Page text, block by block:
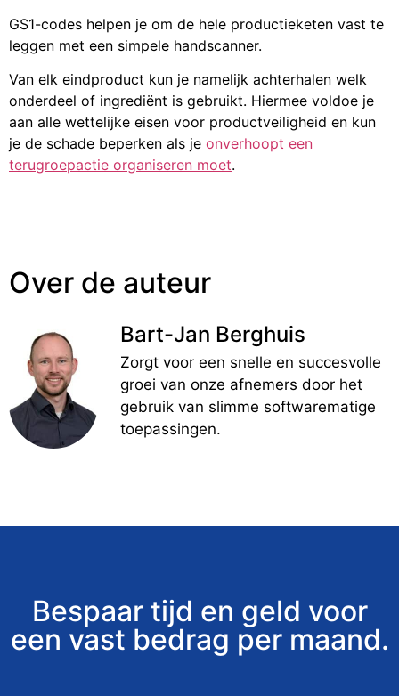
GS1-codes helpen je om de hele productieketen vast te
leggen met een simpele handscanner.
Van elk eindproduct kun je namelijk achterhalen welk
onderdeel of ingrediënt is gebruikt. Hiermee voldoe je
aan alle wettelijke eisen voor productveiligheid en kun
je de schade beperken als je onverhoopt een
terugroepactie organiseren moet.
Over de auteur
Bart-Jan Berghuis
Zorgt voor een snelle en succesvolle
groei van onze afnemers door het
gebruik van slimme softwarematige
toepassingen.
Bespaar tijd en geld voor
een vast bedrag per maand.